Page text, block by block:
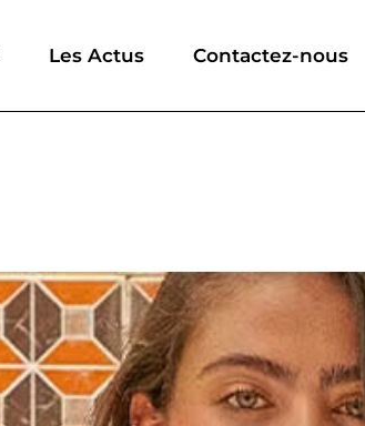
Les Actus Contactez-nous